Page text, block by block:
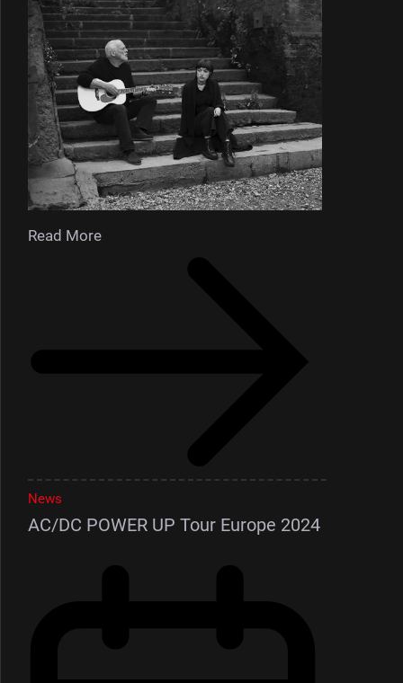
Read More
News
AC/DC POWER UP Tour Europe 2024